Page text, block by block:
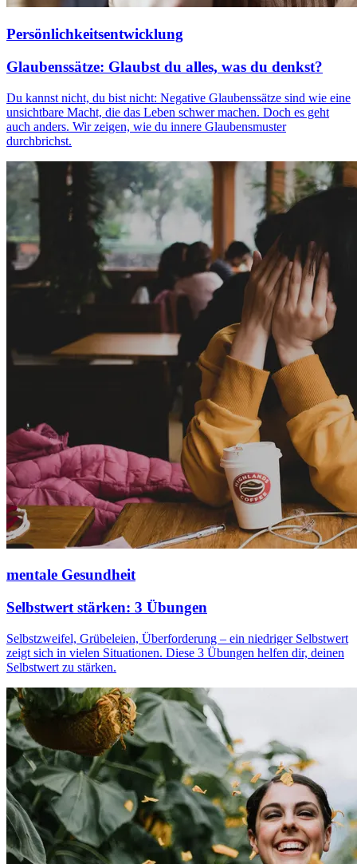
Persönlichkeitsentwicklung
Glaubenssätze: Glaubst du alles, was du denkst?
Du kannst nicht, du bist nicht: Negative Glaubenssätze sind wie eine
unsichtbare Macht, die das Leben schwer machen. Doch es geht
auch anders. Wir zeigen, wie du innere Glaubensmuster
durchbrichst.
mentale Gesundheit
Selbstwert stärken: 3 Übungen
Selbstzweifel, Grübeleien, Überforderung – ein niedriger Selbstwert
zeigt sich in vielen Situationen. Diese 3 Übungen helfen dir, deinen
Selbstwert zu stärken.